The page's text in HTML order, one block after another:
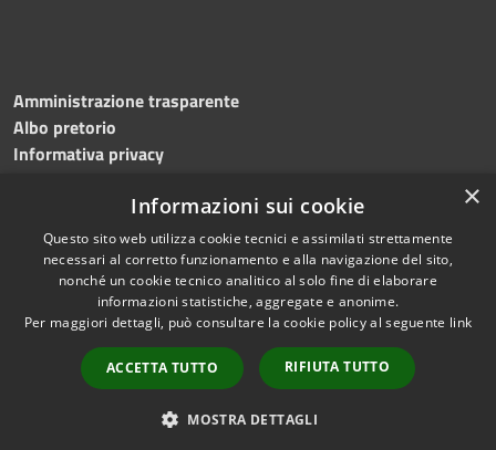
Amministrazione trasparente
Albo pretorio
Informativa privacy
Dichiarazione di accessibilità Meccanismo di feedback
RSS
Accessibilità
Copyright © 2026 • Comune di
Municipium•
Accesso
redazione
×
Informazioni sui cookie
Questo sito web utilizza cookie tecnici e assimilati strettamente
necessari al corretto funzionamento e alla navigazione del sito,
nonché un cookie tecnico analitico al solo fine di elaborare
informazioni statistiche, aggregate e anonime.
Per maggiori dettagli, può consultare la cookie policy al seguente link
ACCETTA TUTTO RIFIUTA TUTTO
MOSTRA DETTAGLI